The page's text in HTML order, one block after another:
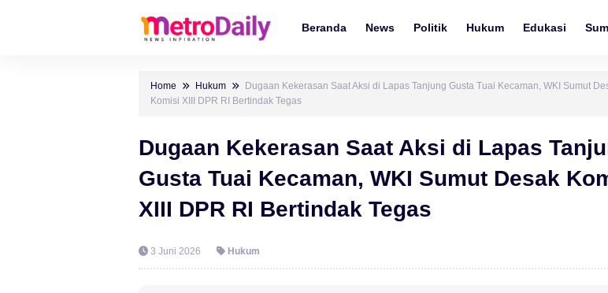
Beranda News Politik Hukum Edukasi
Home Hukum
Dugaan Kekerasan Saat Aksi di Lapas Tanjung Gusta Tuai Kecaman, WKI Sumut
Komisi XIII DPR RI Bertindak Tegas
Dugaan Kekerasan Saat Aksi di Lapas
Gusta Tuai Kecaman, WKI Sumut Desak
XIII DPR RI Bertindak Tegas
3 Juni 2026 Hukum